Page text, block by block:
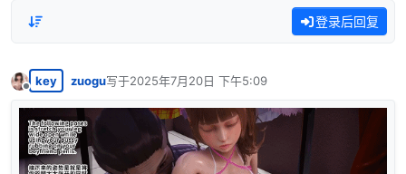
登录后回复
离线
key zuogu写于2025年7月20日 下午5:09
最后由 编辑